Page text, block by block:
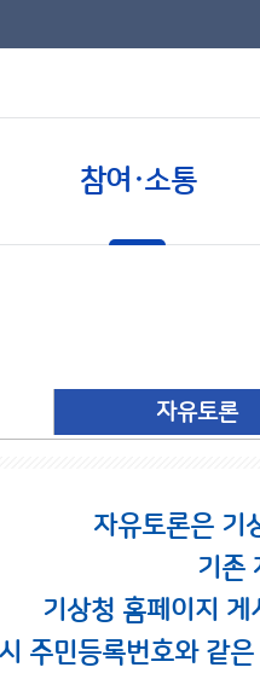
참여·소통
자유토론
자유토론은 기
기존
기상청 홈페이지
주민등록번호와 같